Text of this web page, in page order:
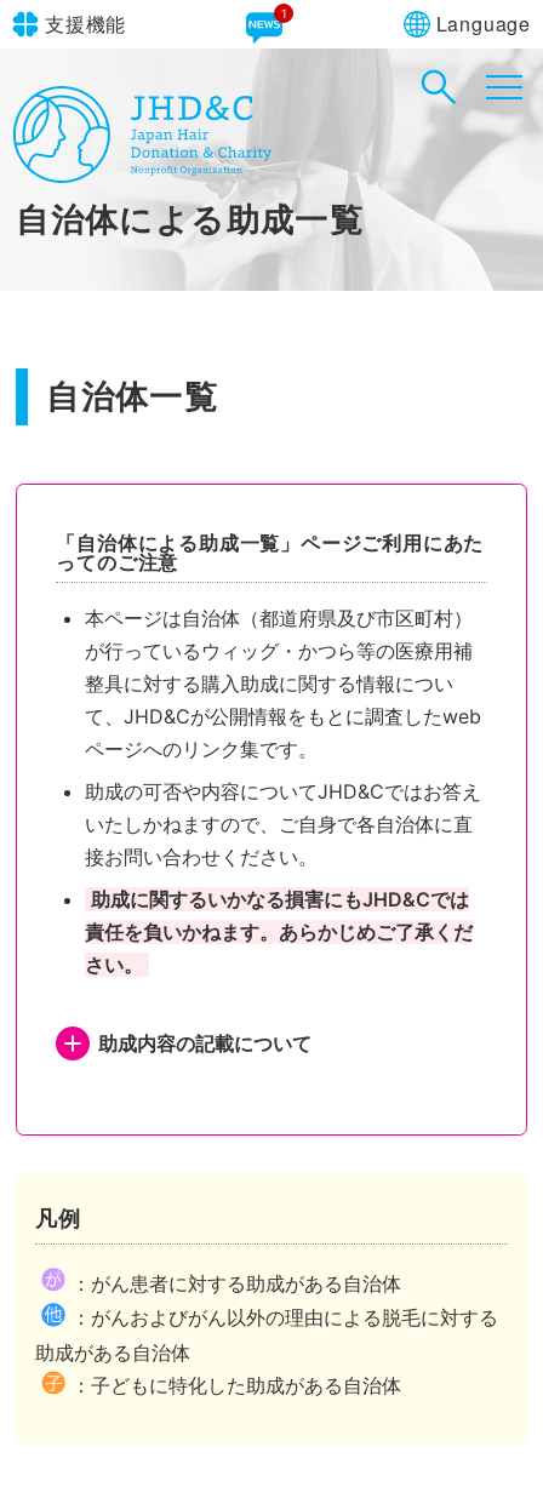
支援機能
文字サイズ 標準
青 黒
やさしいにほんご
1 Language
in simple English
自治体による助成一覧
自治体一覧
「自治体による助成一覧」ページご利用にあた
ってのご注意
本ページは自治体（都道府県及び市区町村）
が行っているウィッグ・かつら等の医療用補
整具に対する購入助成に関する情報につい
て、JHD&Cが公開情報をもとに調査したweb
ページへのリンク集です。
助成の可否や内容についてJHD&Cではお答え
いたしかねますので、ご自身で各自治体に直
接お問い合わせください。
助成に関するいかなる損害にもJHD&Cでは
責任を負いかねます。あらかじめご了承くだ
さい。
助成内容の記載について
都道府県内市区町村が助成を行いその情報を都道府県がまとめたケースがあります。
市区町村独自の助成がある自治体は、自治体公式ホームページの助成事業ページまたは概要が記されたページへリンクしています。
市区町村独自の助成がない自治体は、自治体公式ホームページのトップページへリンクしています。
都道府県が行う助成との併用可、不可は市区町村によって異なります。
凡例
：がん患者に対する助成がある自治体
：がんおよびがん以外の理由による脱毛に対する
助成がある自治体
：子どもに特化した助成がある自治体